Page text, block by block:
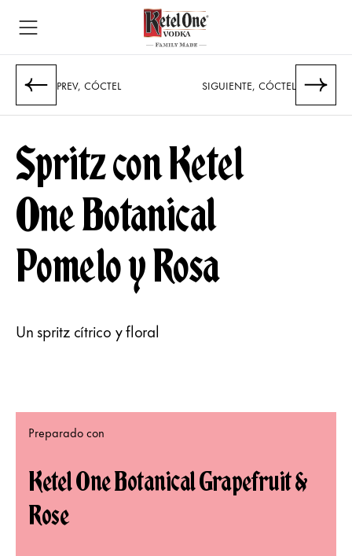
PREV, CÓCTEL ​SIGUIENTE, CÓCTEL
Spritz con Ketel
One Botanical
Pomelo y Rosa
Un spritz cítrico y floral
Preparado con
Ketel One Botanical Grapefruit &
Rose